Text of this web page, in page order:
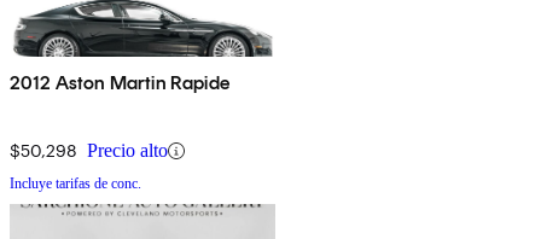
2012 Aston Martin Rapide
$50,298 Precio alto
Incluye tarifas de conc.